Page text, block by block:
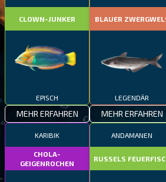
CLOWN-JUNKER
EPISCH
MEHR ERFAHREN
BLAUER
LEGENDÄR
MEHR ERFAHREN
KARIBIK
CHOLA-
GEIGENROCHEN
ANDAMANEN
RUSSELS